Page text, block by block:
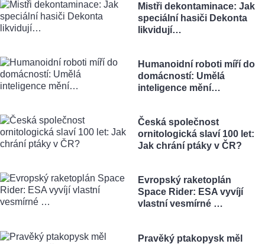
Mistři dekontaminace: Jak
speciální hasiči Dekonta
likvidují…
Humanoidní roboti míří do
domácností: Umělá
inteligence mění…
Česká společnost
ornitologická slaví 100 let:
Jak chrání ptáky v ČR?
Evropský raketoplán
Space Rider: ESA vyvíjí
vlastní vesmírné …
Pravěký ptakopysk měl